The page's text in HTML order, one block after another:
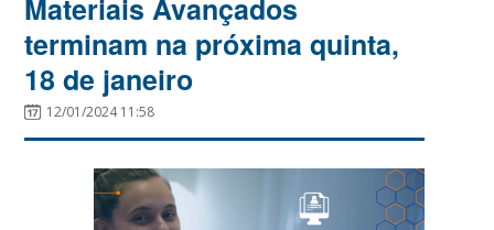
Materiais Avançados
terminam na próxima quinta,
18 de janeiro
12/01/2024 11:58